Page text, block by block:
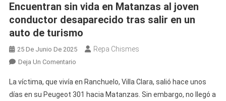
Encuentran sin vida en Matanzas al joven
conductor desaparecido tras salir en un
auto de turismo
25 De Junio De 2025 Repa Chismes
Deja Un ComentarioEn
Sin
Vida
La víctima, que vivía en Ranchuelo, Villa Clara, salió hace unos
días en su Peugeot 301 hacia Matanzas. Sin embargo, no llegó a